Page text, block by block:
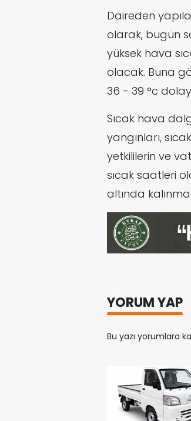
Daireden
olarak, bugün
yüksek hava
olacak. Buna
36 - 39 °c
Sıcak hava
yangınları,
yetkililerin ve
sıcak saatleri
altında
YORUM YAP
Bu yazı yorumlara